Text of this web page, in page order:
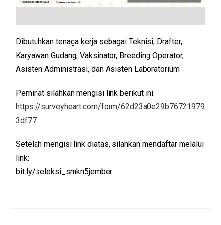
Dibutuhkan tenaga kerja sebagai Teknisi, Drafter,
Karyawan Gudang, Vaksinator, Breeding Operator,
Asisten Administrasi, dan Asisten Laboratorium
Peminat silahkan mengisi link berikut ini.
https://surveyheart.com/form/62d23a0e29b76721979
3df77
Setelah mengisi link diatas, silahkan mendaftar melalui
link:
bit.ly/seleksi_smkn5jember